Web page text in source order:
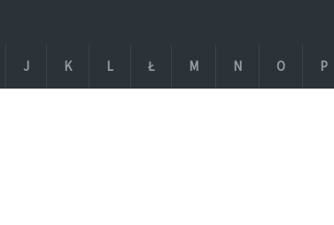
J K L Ł M N O P